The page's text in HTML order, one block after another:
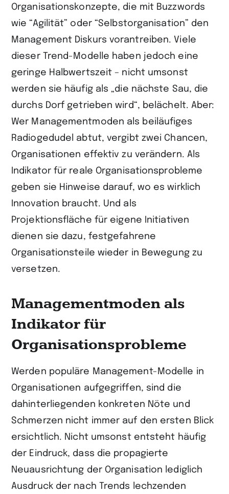
Organisationskonzepte, die mit Buzzwords
wie “Agilität” oder “Selbstorganisation” den
Management Diskurs vorantreiben. Viele
dieser Trend-Modelle haben jedoch eine
geringe Halbwertszeit – nicht umsonst
werden sie häufig als „die nächste Sau, die
durchs Dorf getrieben wird“, belächelt. Aber:
Wer Managementmoden als beiläufiges
Radiogedudel abtut, vergibt zwei Chancen,
Organisationen effektiv zu verändern. Als
Indikator für reale Organisationsprobleme
geben sie Hinweise darauf, wo es wirklich
Innovation braucht. Und als
Projektionsfläche für eigene Initiativen
dienen sie dazu, festgefahrene
Organisationsteile wieder in Bewegung zu
versetzen.
Managementmoden als
Indikator für
Organisationsprobleme
Werden populäre Management-Modelle in
Organisationen aufgegriffen, sind die
dahinterliegenden konkreten Nöte und
Schmerzen nicht immer auf den ersten Blick
ersichtlich. Nicht umsonst entsteht häufig
der Eindruck, dass die propagierte
Neuausrichtung der Organisation lediglich
Ausdruck der nach Trends lechzenden